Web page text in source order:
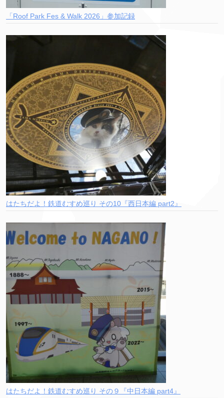
「Roof Park Fes & Walk 2026」参加記録
はたちだよ！鉄道むすめ巡り その10『西日本編 part2』
はたちだよ！鉄道むすめ巡り その９『中日本編 part4』